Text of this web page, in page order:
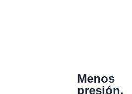
Menos
presión,